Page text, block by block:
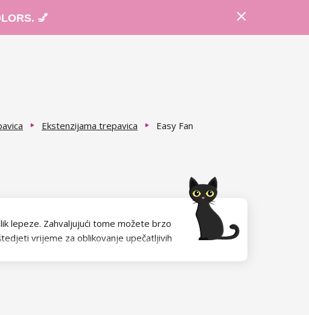
💅
Ekstenzijama trepavica Easy Fan
lepeze. Zahvaljujući tome možete brzo
vrijeme za oblikovanje upečatljivih
korisnike, što ih čini idealnim odabirom